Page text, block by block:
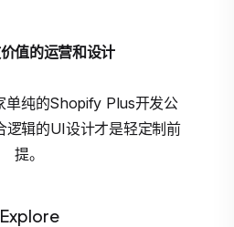
值的运营和设计
单纯的Shopify Plus开发公
逻辑的UI设计才是轻定制前
提。
Explore